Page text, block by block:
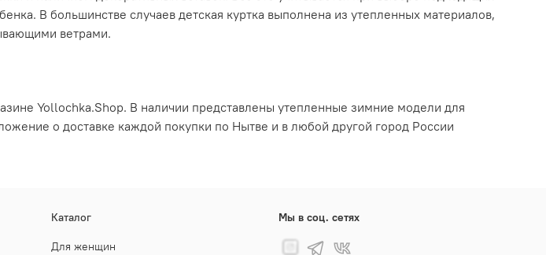
В большинстве случаев детская куртка выполнена из утепленных материалов,
ветрами.
Yollochka.Shop. В наличии представлены утепленные зимние модели для
о доставке каждой покупки по Нытве и в любой другой город России
Каталог
Для женщин
Мы в соц. сетях